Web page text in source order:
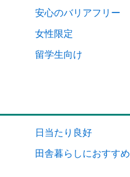
安心のバリアフリー
女性限定
留学生向け
日当たり良好
田舎暮らしにおすすめ